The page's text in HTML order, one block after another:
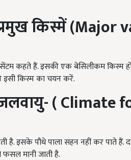
किस्में (Major
कहते हैं. इसकी एक बेसिलीकम किस्म
इसी किस्म का चयन करें.
( Climate
है. इसके पौधे पाला सहन नहीं कर पाते
मानी जाती है.